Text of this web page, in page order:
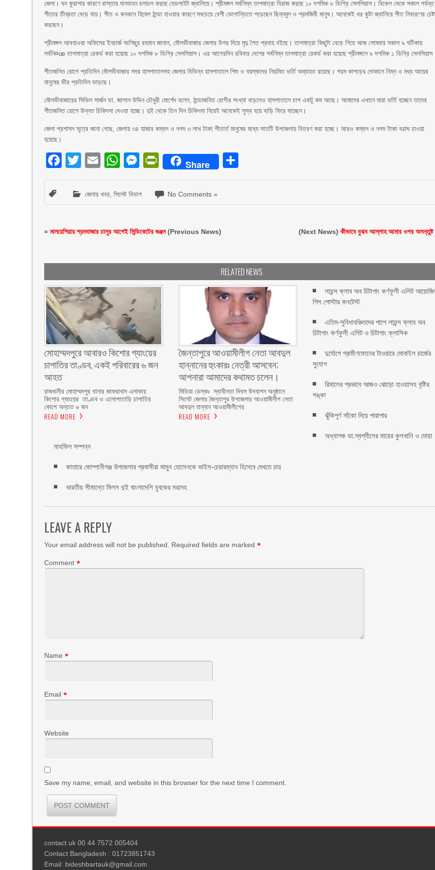
জেলা। ঘন কুয়াশার কারণে রাস্তায় যানবাহন চলাচল করছে হেডলাইট জ্বালিয়ে। শ্রীমঙ্গল সর্বনিম্ন তাপমাত্রা বিরাজ করছে ১০ দশমিক ৮ ডিগ্রি সেলসিয়াস। বিকেল থেকে সকাল পর্যন্ত
শীতের তীব্রতা বেড়ে যায়। শীত ও কনকনে হিমেল ঠান্ডা হাওয়ার কারণে সবচেয়ে বেশী ভোগান্তিতে পড়েছেন ছিন্নমুল ও শ্রমজিবী মানুষ। অনেকেই খর কুটা জ্বালিয়ে শীত নিবারণের
করছেন।
শ্রীমঙ্গল আবহাওয়া অফিসের ইনচার্জ আনিছুর রহমান জানান, মৌলভীবাজার জেলার উপর দিয়ে মৃদু শৈত প্রবাহ বইছে। তাপমাত্রা কিছুটা বেড়ে গিয়ে আজ সোমবার সকাল ৯ ঘটিকায়
সর্বনি¤œ তাপমাত্রা রেকর্ড করা হয়েছে ১০ দশমিক ৮ ডিগ্রি সেলসিয়াস। এর আগেরদিন রবিবার দেশের সর্বনিম্ন তাপমাত্রা রেকর্ড করা হয়েছে শ্রীমঙ্গলে ৯ দশমিক ১ ডিগ্রি
শীতজনিত রোগে প্রতিদিন মৌলভীবাজার সদর হাসপাতালসহ জেলার বিভিন্ন হাসপাতালে শিশু ও বয়স্কদের নিয়মিত ভর্তি অব্যাহত রয়েছে। গরম কাপড়ের দোকানে নিম্ন ও মধ্য আয়ের
মানুষের ভীর প্রতিদিন ভাড়ছে।
মৌলভীবাজারের সিভিল সার্জন ডা. জালাল উদ্দিন চৌধুরী মোর্শেদ বলেন, ঠান্ডাজনিত রোগীর সংখ্যা বাড়লেও হাসপাতালে চাপ একটু কম আছে। আমাদের এখানে যারা ভর্তি হচ্ছেন তাদের
শীতজনিত রোগে উন্নত চিকিৎসা দেওয়া হচ্ছে। দুই থেকে তিন দিন চিকিৎসা নিয়েই অনেকেই সুস্থ হয়ে বাড়ি ফিরে যাচ্ছেন।
জেলা প্রশাসন সূত্রে জানা গেছে, জেলায় ৩৪ হাজার কম্বল ও নগদ ৩ লাখ টাকা শীতার্ত মানুষের মধ্যে সাতটি উপজেলায় বিতরণ করা হচ্ছে। আরও কম্বল ও নগদ টাকা বরাদ্দ চাওয়া
হয়েছে।
Facebook
Twitter
EmailWhatsApp
Messenger
PrintFriendly
Share
জেলার খবর ,সিলেট বিভাগ No Comments »
«মালয়েশিয়ায় শ্রমবাজার চালুর আগেই সিন্ডিকেটের গুঞ্জন(Previous News) (Next News)কীভাবে বুঝব আল্লাহ আমার ওপর অসন্তুষ্ট
RELATED NEWS
মোহাম্মদপুরে আবারও কিশোর গ্যাংয়ের
চাপাতির তাণ্ডব, একই পরিবারের ৬ জন
আহত
রাজধানীর মোহাম্মদপুর থানার জাফরাবাদ এলাকায়
কিশোর গ্যাংয়ের তাণ্ডব ও এলোপাতাড়ি চাপাতির
কোপে অন্তত ৬ জন
READ MORE
জৈন্তাপুরে আওয়ামীলীগ নেতা আবদুল
হান্নানের হুংকারঃ নেত্রী আসবেন;
আপনারা আমাদের কথামত চলেন।
মিডিয়া ডেস্কঃ স্বাধীনতা দিবস উদযাপন অনুষ্ঠানে
সিলেট জেলার জৈন্তাপুর উপজেলার আওয়ামীলীগ নেতা
আবদুল হান্নান আওয়ামীলীগের
READ MORE
লায়ন্স ক্লাব অব চিটাগাং কর্ণফুলী এলিট
পিস পোস্টার কনটেস্ট
এতিম-সুবিধাবঞ্চিতদের পাশে লায়ন্স ক্লাব অব
চিটাগাং কর্ণফুলী এলিট ও চিটাগাং ক্লাসিক
দুর্যোগে গ্রামীণফোনের টাওয়ারে মোবাইল চার্জের
সুযোগ
রিমালের প্রভাবে আজও ঝোড়ো হাওয়াসহ বৃষ্টির
শঙ্কা
ঝুঁকিপূর্ণ সাঁকো দিয়ে পারাপার
অধ্যাপক ডা.স্বপ্নীলের মায়ের কুলখানি ও দোয়া
মাহফিল সম্পন্ন
কাতারে কোম্পানীগঞ্জ উপজেলার প্রবাসীরা মামুন হোসেনকে ভাইস-চেয়ারম্যান হিসেবে দেখতে চায়
ভারতীয় সীমান্তে মিলল দুই বাংলাদেশি যুবকের মরদেহ
LEAVE A REPLY
Your email address will not be published. Required fields are marked *
Comment *
Name *
Email *
Website
Save my name, email, and website in this browser for the next time I comment.
contact uk 00 44 7572 005404
Contact Bangladesh : 01723851743
Email: bideshbartauk@gmail.com